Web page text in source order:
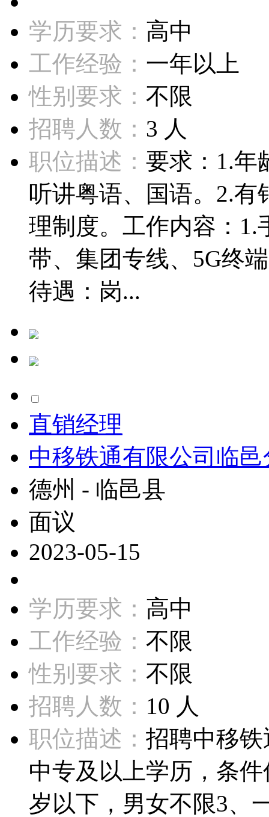
学历要求： 高中
工作经验： 一年以上
性别要求： 不限
招聘人数： 3 人
职位描述： 要求：1.年
听讲粤语、国语。2.
理制度。工作内容：1.
带、集团专线、5G终
待遇：岗...
直销经理
中移铁通有限公司临
德州 - 临邑县
面议
2023-05-15
学历要求： 高中
工作经验： 不限
性别要求： 不限
招聘人数： 10 人
职位描述： 招聘中移
中专及以上学历，条
岁以下，男女不限3、